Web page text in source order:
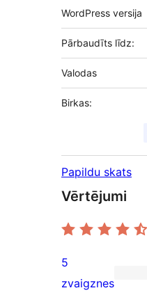
WordPress versija
Pārbaudīts līdz:
Valodas
Birkas:
Papildu skats
Vērtējumi
60
5
zvaigznes